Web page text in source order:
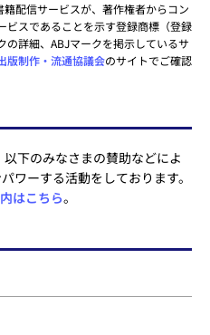
配信サービスが、著作権者からコン
ビスであることを示す登録商標（登録
詳細、ABJマークを掲示しているサ
版制作・流通協議会のサイトでご確認
下のみなさまの賛助などによ
ワーする活動をしております。
はこちら。